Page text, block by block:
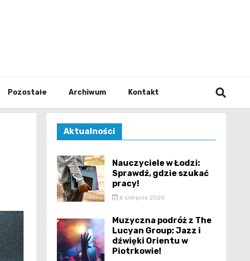
Pozostałe Archiwum Kontakt
Aktualności
Nauczyciele w Łodzi:
Sprawdź, gdzie szukać
pracy!
6 sierpnia 2026
Muzyczna podróż z The
Lucyan Group: Jazz i
dźwięki Orientu w
Piotrkowie!